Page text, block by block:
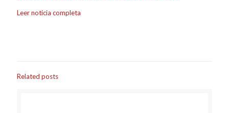
Leer noticia completa
Related posts